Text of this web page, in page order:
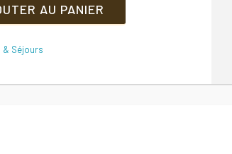
actuel
est :
AU PANIER
& Séjours